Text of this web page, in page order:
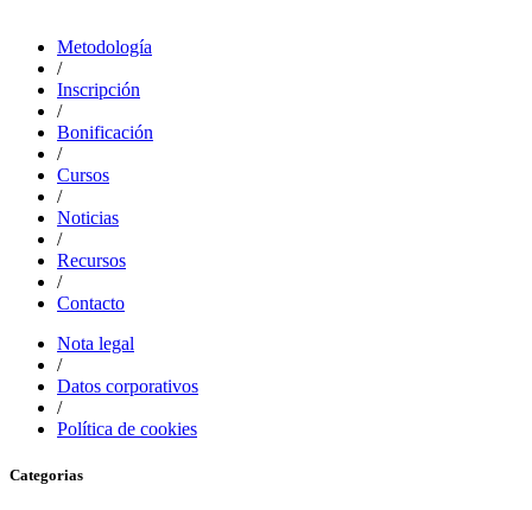
Metodología
/
Inscripción
/
Bonificación
/
Cursos
/
Noticias
/
Recursos
/
Contacto
Nota legal
/
Datos corporativos
/
Política de cookies
Categorias